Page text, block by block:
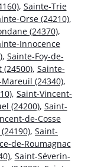
, Sainte-Trie
Orse (24210),
(24370),
Innocence
, Sainte-Foy-de-
(24500), Sainte-
(24340),
, Saint-Vincent-
(24200), Saint-
de-Cosse
, Saint-
de-Roumagnac
, Saint-Séverin-